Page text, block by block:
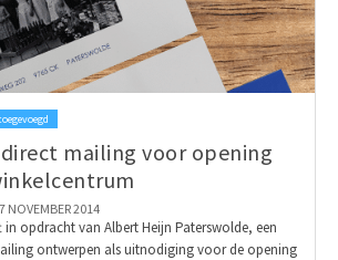
mailing voor opening
NOVEMBER 2014
in opdracht van Albert Heijn Paterswolde, een
ontwerpen als uitnodiging voor de opening